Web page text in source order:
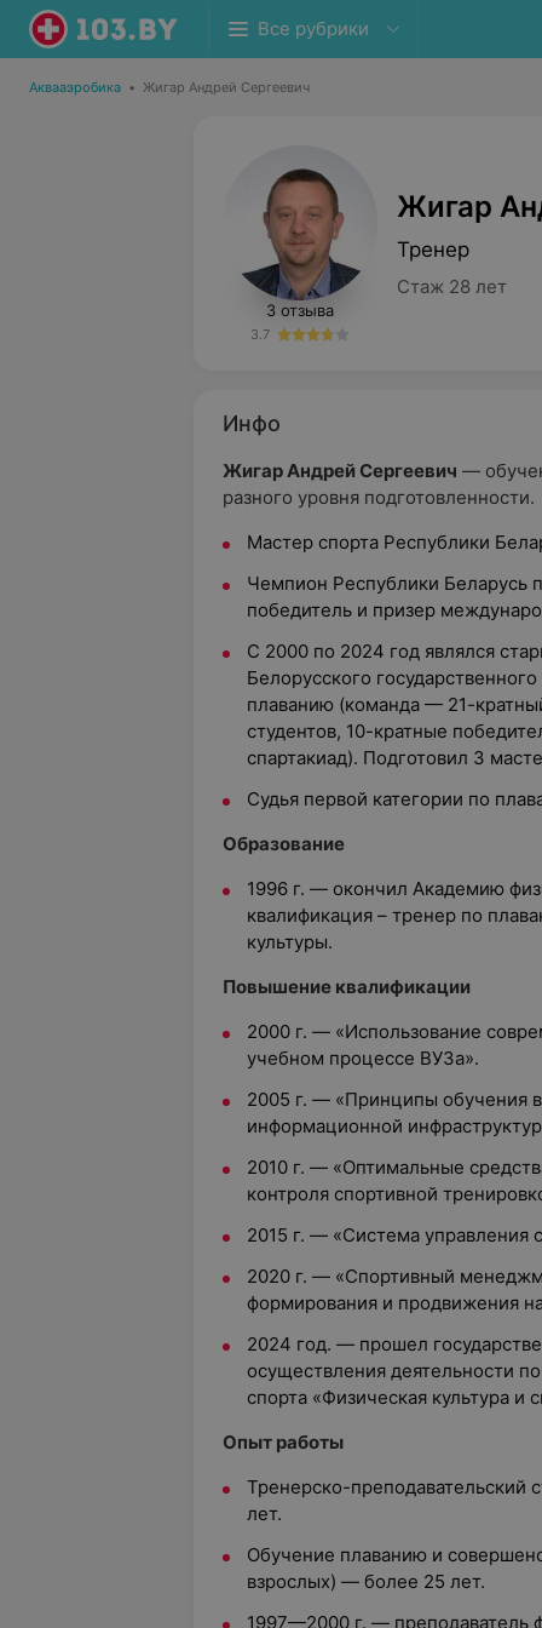
Все рубрики
Аквааэробика • Жигар Андрей Сергеевич
3 отзыва
3.7
Жигар
Тренер
Стаж 28 лет
Инфо
Жигар Андрей Сергеевич — о
разного уровня подготовленности.
Мастер спорта Республики
Чемпион Республики Беларусь
победитель и призер
С 2000 по 2024 год являлся
Белорусского
плаванию (команда — 21-
студентов, 10-кратные
спартакиад). Подготовил 3
Судья первой категории по
Образование
1996 г. — окончил Академию
квалификация – тренер по
культуры.
Повышение квалификации
2000 г. — «Использование
учебном процессе ВУЗа».
2005 г. — «Принципы обучения
информационной
2010 г. — «Оптимальные
контроля спортивной
2015 г. — «Система управления
2020 г. — «Спортивный
формирования и продвижения
2024 год. — прошел
осуществления деятельности
спорта «Физическая культура и
Опыт работы
Тренерско-преподавательский
лет.
Обучение плаванию и
взрослых) — более 25 лет.
1997—2000 г. — преподаватель